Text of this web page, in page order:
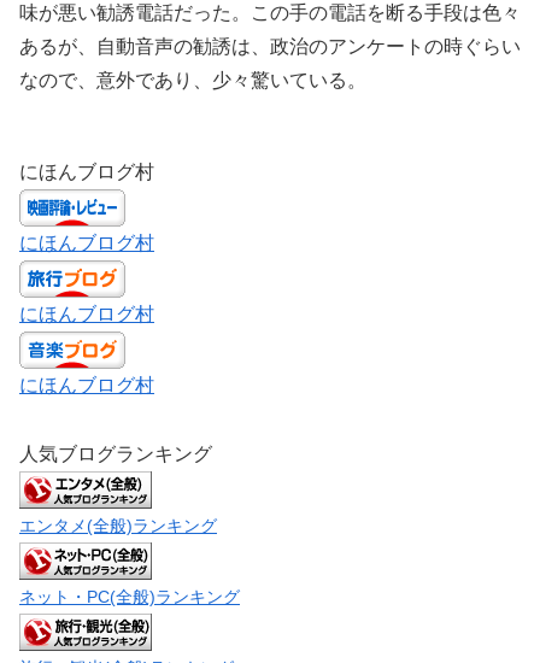
味が悪い勧誘電話だった。この手の電話を断る手段は色々
あるが、自動音声の勧誘は、政治のアンケートの時ぐらい
なので、意外であり、少々驚いている。
にほんブログ村
にほんブログ村
にほんブログ村
にほんブログ村
人気ブログランキング
エンタメ(全般)ランキング
ネット・PC(全般)ランキング